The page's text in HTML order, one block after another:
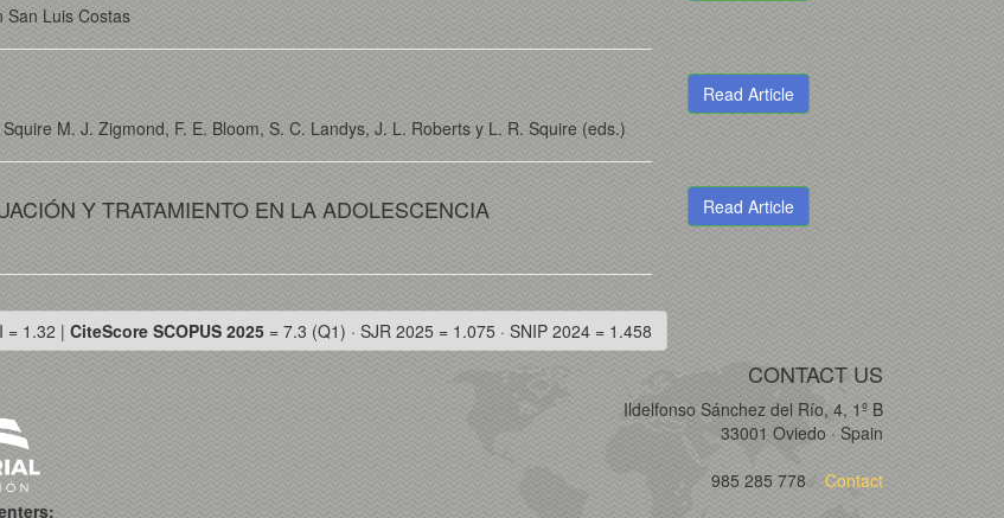
San Luis Costas
M. J. Zigmond, F. E. Bloom, S. C. Landys, J. L. Roberts y L. R. Squire (eds.)
Read Article
Y TRATAMIENTO EN LA ADOLESCENCIA Read Article
= 1.32 | CiteScore SCOPUS 2025 = 7.3 (Q1) · SJR 2025 = 1.075 · SNIP 2024 = 1.458
CONTACT US
Ildelfonso Sánchez del Río, 4, 1º B
33001 Oviedo · Spain
985 285 778Contact